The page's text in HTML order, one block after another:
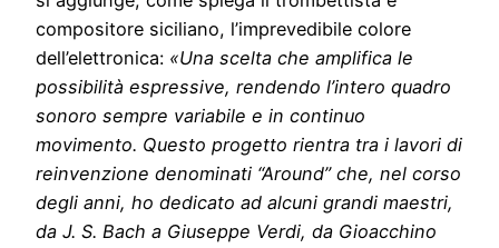
compositore siciliano, l’imprevedibile colore
dell’elettronica: «Una scelta che amplifica le
possibilità espressive, rendendo l’intero quadro
sonoro sempre variabile e in continuo
movimento. Questo progetto rientra tra i lavori di
reinvenzione denominati “Around” che, nel corso
degli anni, ho dedicato ad alcuni grandi maestri,
da J. S. Bach a Giuseppe Verdi, da Gioacchino